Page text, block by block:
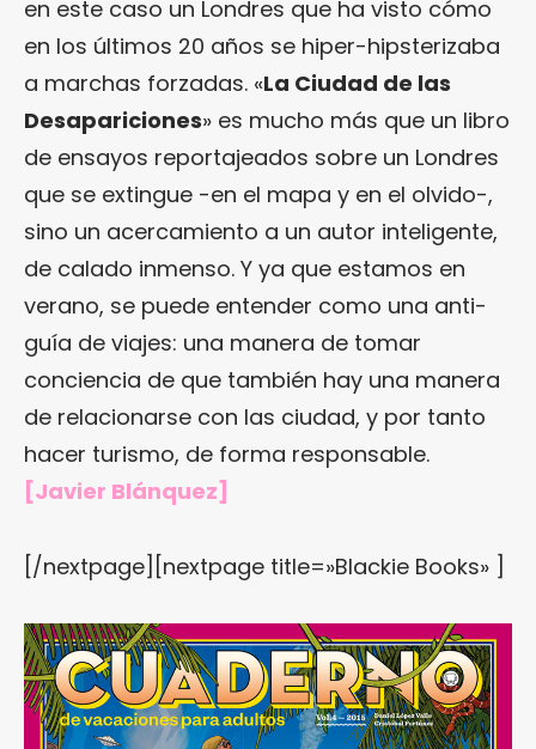
en este caso un Londres que ha visto cómo
en los últimos 20 años se hiper-hipsterizaba
a marchas forzadas. «La Ciudad de las
Desapariciones» es mucho más que un libro
de ensayos reportajeados sobre un Londres
que se extingue -en el mapa y en el olvido-,
sino un acercamiento a un autor inteligente,
de calado inmenso. Y ya que estamos en
verano, se puede entender como una anti-
guía de viajes: una manera de tomar
conciencia de que también hay una manera
de relacionarse con las ciudad, y por tanto
hacer turismo, de forma responsable.
[Javier Blánquez]
[/nextpage][nextpage title=»Blackie Books» ]